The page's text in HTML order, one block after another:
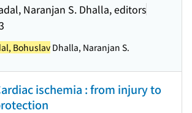
Naranjan S. Dhalla, editors
BohuslavDhalla, Naranjan S.
ischemia : from injury to